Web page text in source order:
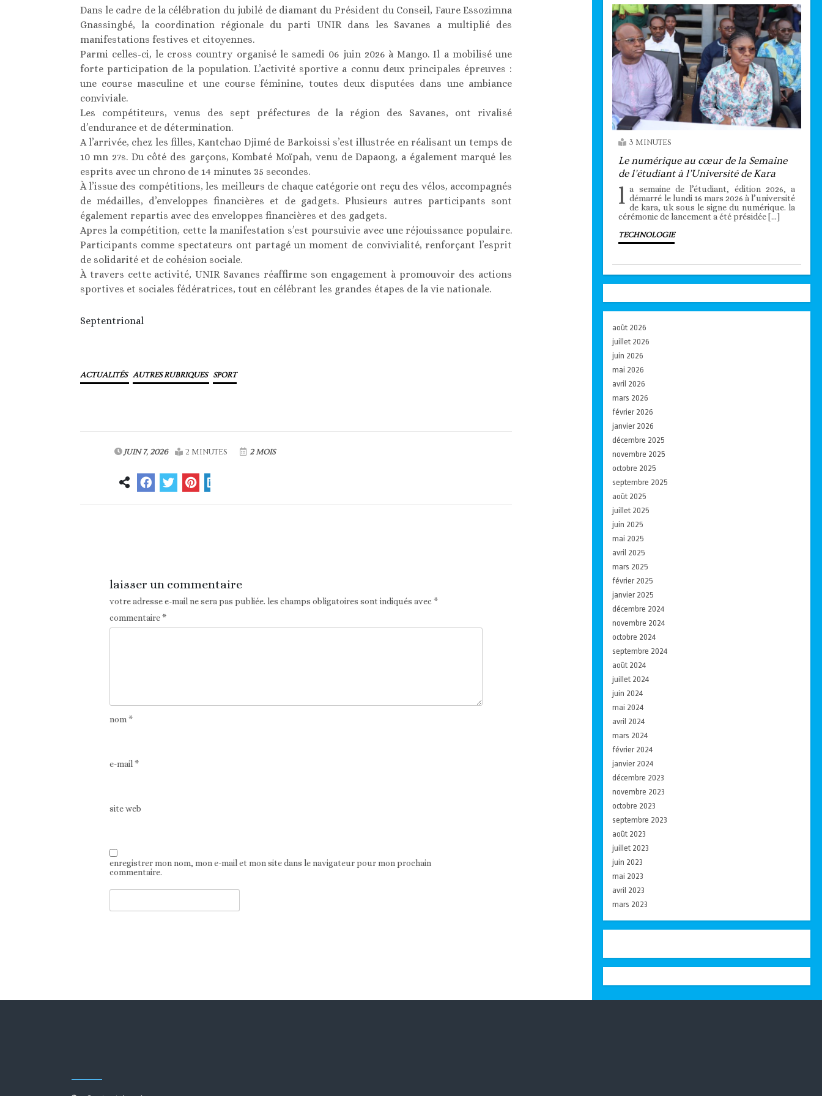
Dans le cadre de la célébration du jubilé de diamant du Président du Conseil, Faure Essozimna
Gnassingbé, la coordination régionale du parti UNIR dans les Savanes a multiplié des
manifestations festives et citoyennes.
Parmi celles-ci, le cross country organisé le samedi 06 juin 2026 à Mango. Il a mobilisé une
forte participation de la population. L’activité sportive a connu deux principales épreuves :
une course masculine et une course féminine, toutes deux disputées dans une ambiance
conviviale.
Les compétiteurs, venus des sept préfectures de la région des Savanes, ont rivalisé
d’endurance et de détermination.
A l’arrivée, chez les filles, Kantchao Djimé de Barkoissi s’est illustrée en réalisant un temps de
10 mn 27s. Du côté des garçons, Kombaté Moïpah, venu de Dapaong, a également marqué les
esprits avec un chrono de 14 minutes 35 secondes.
À l’issue des compétitions, les meilleurs de chaque catégorie ont reçu des vélos, accompagnés
de médailles, d’enveloppes financières et de gadgets. Plusieurs autres participants sont
également repartis avec des enveloppes financières et des gadgets.
Apres la compétition, cette la manifestation s’est poursuivie avec une réjouissance populaire.
Participants comme spectateurs ont partagé un moment de convivialité, renforçant l’esprit
de solidarité et de cohésion sociale.
À travers cette activité, UNIR Savanes réaffirme son engagement à promouvoir des actions
sportives et sociales fédératrices, tout en célébrant les grandes étapes de la vie nationale.
Septentrional
ACTUALITÉS AUTRES RUBRIQUES SPORT
JUIN 7, 2026 2 MINUTES 2 MOIS
laisser un commentaire
votre adresse e-mail ne sera pas publiée. les champs obligatoires sont indiqués avec*
commentaire*
nom *
e-mail *
site web
enregistrer mon nom, mon e-mail et mon site dans le navigateur pour mon prochain
commentaire.
3 MINUTES
Le numérique au cœur de la Semaine
de l’étudiant à l’Université de Kara
l a semaine de l’étudiant, édition 2026, a
démarré le lundi 16 mars 2026 à l’université
de kara, uk sous le signe du numérique. la
cérémonie de lancement a été présidée […]
TECHNOLOGIE
août 2026
juillet 2026
juin 2026
mai 2026
avril 2026
mars 2026
février 2026
janvier 2026
décembre 2025
novembre 2025
octobre 2025
septembre 2025
août 2025
juillet 2025
juin 2025
mai 2025
avril 2025
mars 2025
février 2025
janvier 2025
décembre 2024
novembre 2024
octobre 2024
septembre 2024
août 2024
juillet 2024
juin 2024
mai 2024
avril 2024
mars 2024
février 2024
janvier 2024
décembre 2023
novembre 2023
octobre 2023
septembre 2023
août 2023
juillet 2023
juin 2023
mai 2023
avril 2023
mars 2023